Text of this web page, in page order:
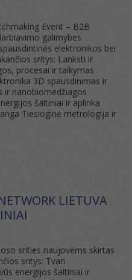
Event – B2B
galimybes
elektronikos bei
sritys: Lanksti ir
procesai ir taikymas
3D spausdinimas ir
ir nanobiomedžiagos
šaltiniai ir aplinka
Tiesioginė metrologija ir
LIETUVA
srities naujovėms skirtas
sritys: Tvari
energijos šaltiniai ir